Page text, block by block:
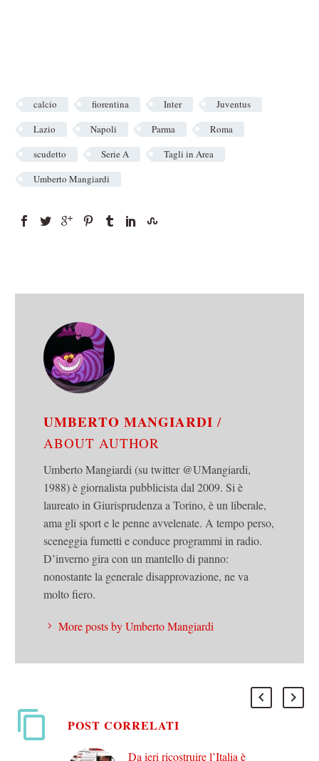
calcio fiorentina Inter
Juventus
Lazio
Napoli Parma
Roma
scudetto
Serie A
Tagli in Area
Umberto Mangiardi
UMBERTO MANGIARDI/
ABOUT AUTHOR
Umberto Mangiardi (su twitter @UMangiardi,
1988) è giornalista pubblicista dal 2009. Si è
laureato in Giurisprudenza a Torino, è un liberale,
ama gli sport e le penne avvelenate. A tempo perso,
sceneggia fumetti e conduce programmi in radio.
D’inverno gira con un mantello di panno:
nonostante la generale disapprovazione, ne va
molto fiero.
More posts by Umberto Mangiardi
POST CORRELATI
Da ieri ricostruire l’Italia è